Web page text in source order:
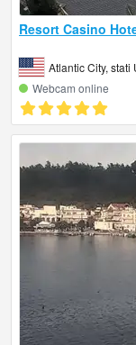
Resort Casino
Atlantic City, stati
Webcam online